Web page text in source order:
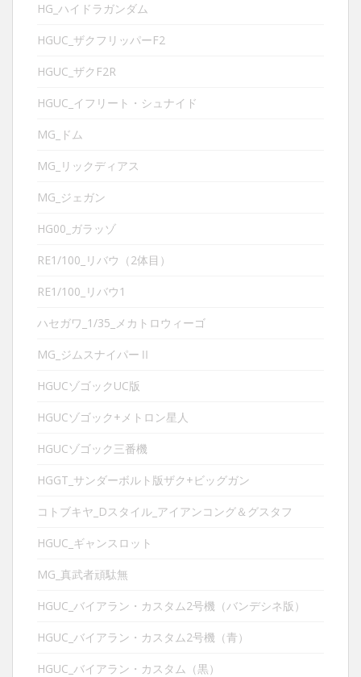
HG_ハイドラガンダム
HGUC_ザクフリッパーF2
HGUC_ザクF2R
HGUC_イフリート・シュナイド
MG_ドム
MG_リックディアス
MG_ジェガン
HG00_ガラッゾ
RE1/100_リバウ（2体目）
RE1/100_リバウ1
ハセガワ_1/35_メカトロウィーゴ
MG_ジムスナイパーⅡ
HGUCゾゴックUC版
HGUCゾゴック+メトロン星人
HGUCゾゴック三番機
HGGT_サンダーボルト版ザク+ビッグガン
コトブキヤ_Dスタイル_アイアンコング＆グスタフ
HGUC_ギャンスロット
MG_真武者頑駄無
HGUC_バイアラン・カスタム2号機（バンデシネ版）
HGUC_バイアラン・カスタム2号機（青）
HGUC_バイアラン・カスタム（黒）